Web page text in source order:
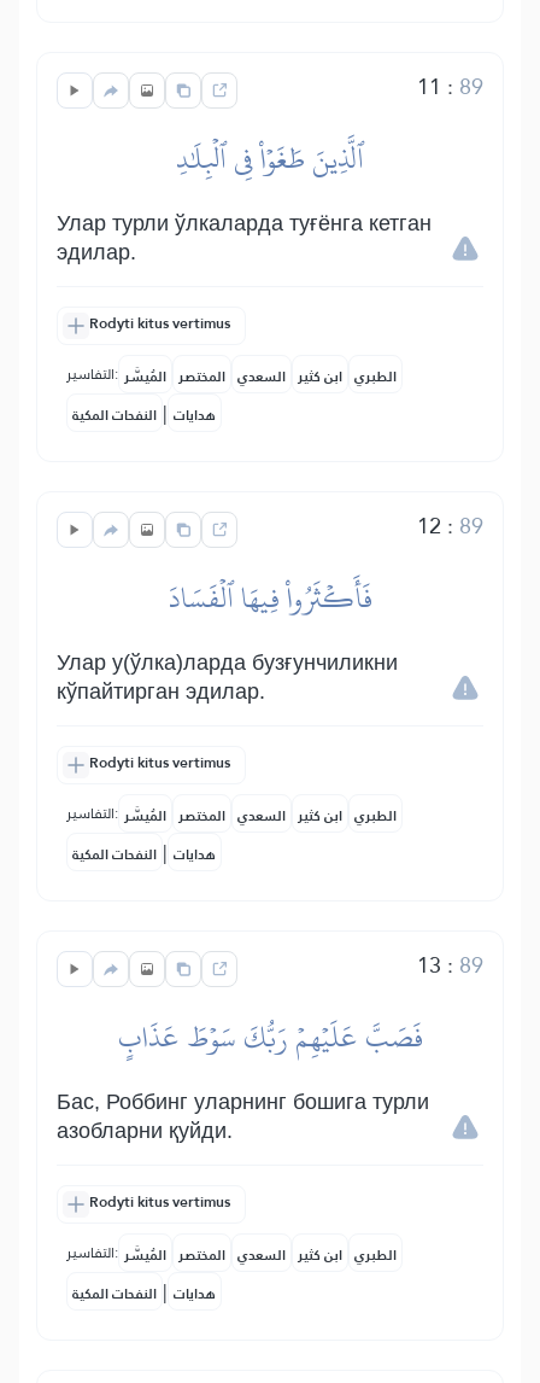
11 : 89
ٱلَّذِينَ طَغَوۡاْ فِي ٱلۡبِلَٰدِ
Улар турли ўлкаларда туғёнга кетган
эдилар.
Rodyti kitus vertimus
التفاسير: المُيسَّر المختصر السعدي ابن كثير الطبري
النفحات المكية | هدايات
12 : 89
فَأَكۡثَرُواْ فِيهَا ٱلۡفَسَادَ
Улар у(ўлка)ларда бузғунчиликни
кўпайтирган эдилар.
Rodyti kitus vertimus
التفاسير: المُيسَّر المختصر السعدي ابن كثير الطبري
النفحات المكية | هدايات
13 : 89
فَصَبَّ عَلَيۡهِمۡ رَبُّكَ سَوۡطَ عَذَابٍ
Бас, Роббинг уларнинг бошига турли
азобларни қуйди.
Rodyti kitus vertimus
التفاسير: المُيسَّر المختصر السعدي ابن كثير الطبري
النفحات المكية | هدايات